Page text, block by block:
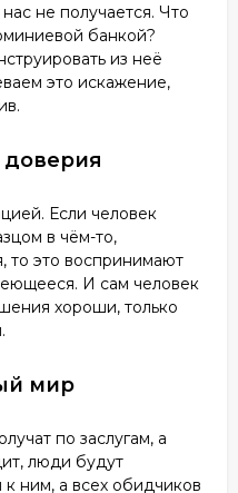
не получается. Что
банкой?
из неё
это искажение,
Если человек
в чём-то,
то это воспринимают
И сам человек
хороши, только
мир
по заслугам, а
люди будут
к ним, а всех обидчиков